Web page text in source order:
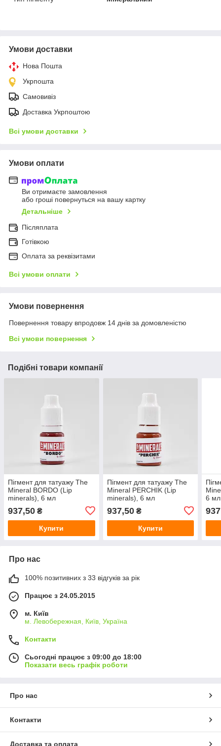
Умови доставки
Нова Пошта
Укрпошта
Самовивіз
Доставка Укрпоштою
Всі умови доставки
Умови оплати
Ви отримаєте замовлення
або гроші повернуться на вашу картку
Детальніше
Післяплата
Готівкою
Оплата за реквізитами
Всі умови оплати
Умови повернення
Повернення товару впродовж 14 днів за домовленістю
Всі умови повернення
Подібні товари компанії
Пігмент для татуажу The
Mineral BORDO (Lip
minerals), 6 мл
937,50 ₴
Купити
Пігмент для татуажу The
Mineral PERCHIK (Lip
minerals), 6 мл
937,50₴
Купити
6 мл
Про нас
100% позитивних з 33 відгуків за рік
Працює з 24.05.2015
м. Київ
м. Левобережная, Київ, Україна
Контакти
Сьогодні працює з 09:00 до 18:00
Показати весь графік роботи
Про нас
Контакти
Доставка та оплата